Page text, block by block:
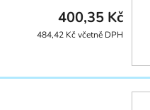
400,35 Kč
484,42 Kč včetně DPH